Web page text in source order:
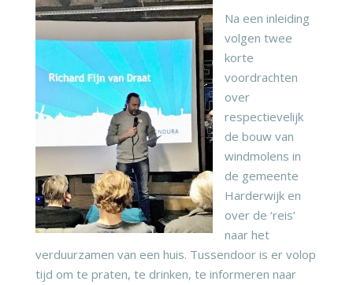
Na een inleiding
volgen twee
korte
voordrachten
over
respectievelijk
de bouw van
windmolens in
de gemeente
Harderwijk en
over de ‘reis’
naar het
verduurzamen van een huis. Tussendoor is er volop
tijd om te praten, te drinken, te informeren naar